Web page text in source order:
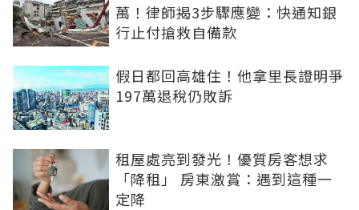
萬！律師揭3步驟應變：快通知銀
行止付搶救自備款
假日都回高雄住！他拿里長證明爭
197萬退稅仍敗訴
租屋處亮到發光！優質房客想求
「降租」 房東激賞：遇到這種一
定降